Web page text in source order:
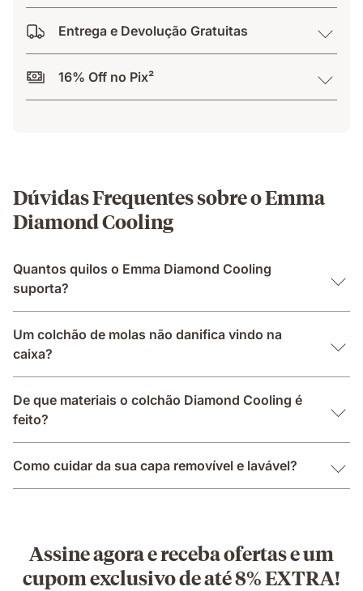
Entrega e Devolução Gratuitas
16% Off no Pix²
Dúvidas Frequentes sobre o Emma
Diamond Cooling
Quantos quilos o Emma Diamond Cooling
suporta?
Um colchão de molas não danifica vindo na
caixa?
De que materiais o colchão Diamond Cooling é
feito?
Como cuidar da sua capa removível e lavável?
Assine agora e receba ofertas e um
cupom exclusivo de até 8% EXTRA!